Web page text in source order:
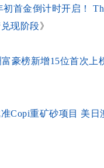
首金倒计时开启！
现阶段》
富豪榜新增15位首次
Copi重矿砂项目 美